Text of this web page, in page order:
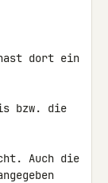
hast dort ein
bzw. die
Auch die